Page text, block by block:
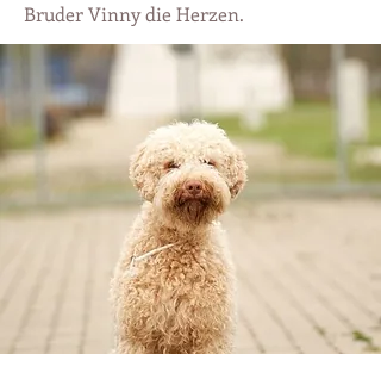
Bruder Vinny die Herzen.